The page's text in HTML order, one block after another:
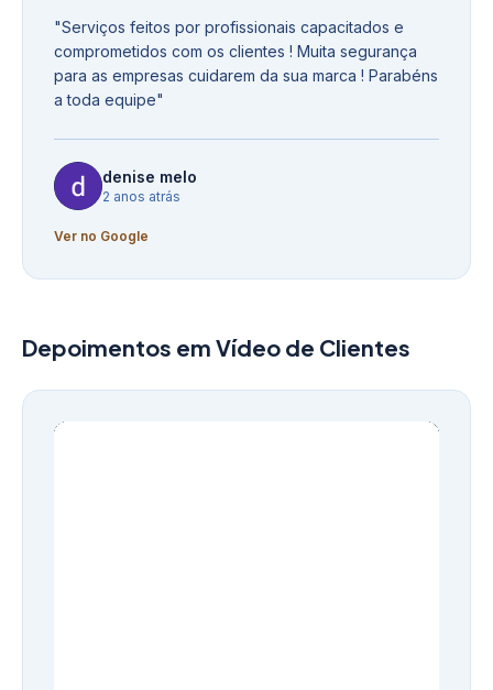
"Serviços feitos por profissionais capacitados e
comprometidos com os clientes ! Muita segurança
para as empresas cuidarem da sua marca ! Parabéns
a toda equipe"
denise melo
2 anos atrás
Ver no Google
Depoimentos em Vídeo de Clientes